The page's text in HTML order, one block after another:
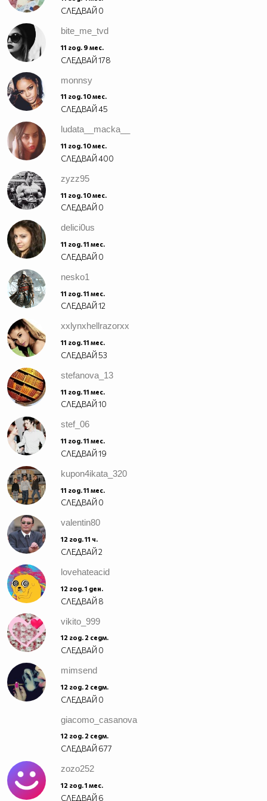
СЛЕДВАЙ 0
bite_me_tvd
11 год. 9 мес.
СЛЕДВАЙ178
monnsy
11 год. 10 мес.
СЛЕДВАЙ45
ludata__macka__
11 год. 10 мес.
СЛЕДВАЙ400
zyzz95
11 год. 10 мес.
СЛЕДВАЙ 0
delici0us
11 год. 11 мес.
СЛЕДВАЙ 0
nesko1
11 год. 11 мес.
СЛЕДВАЙ12
xxlynxhellrazorxx
11 год. 11 мес.
СЛЕДВАЙ53
stefanova_13
11 год. 11 мес.
СЛЕДВАЙ10
stef_06
11 год. 11 мес.
СЛЕДВАЙ19
kupon4ikata_320
11 год. 11 мес.
СЛЕДВАЙ 0
valentin80
12 год. 11 ч.
СЛЕДВАЙ2
lovehateacid
12 год. 1 ден.
СЛЕДВАЙ 8
vikito_999
12 год. 2 седм.
СЛЕДВАЙ 0
mimsend
12 год. 2 седм.
СЛЕДВАЙ 0
giacomo_casanova
12 год. 2 седм.
СЛЕДВАЙ 677
zozo252
12 год. 1 мес.
СЛЕДВАЙ 6